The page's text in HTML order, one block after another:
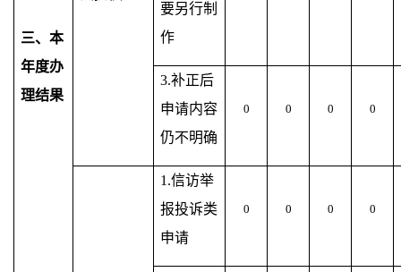
三、本
年度办
理结果
要另行制
作
3.补正后
申请内容
仍不明确
0 0 0 0
1.信访举
报投诉类
申请
0 0 0 0